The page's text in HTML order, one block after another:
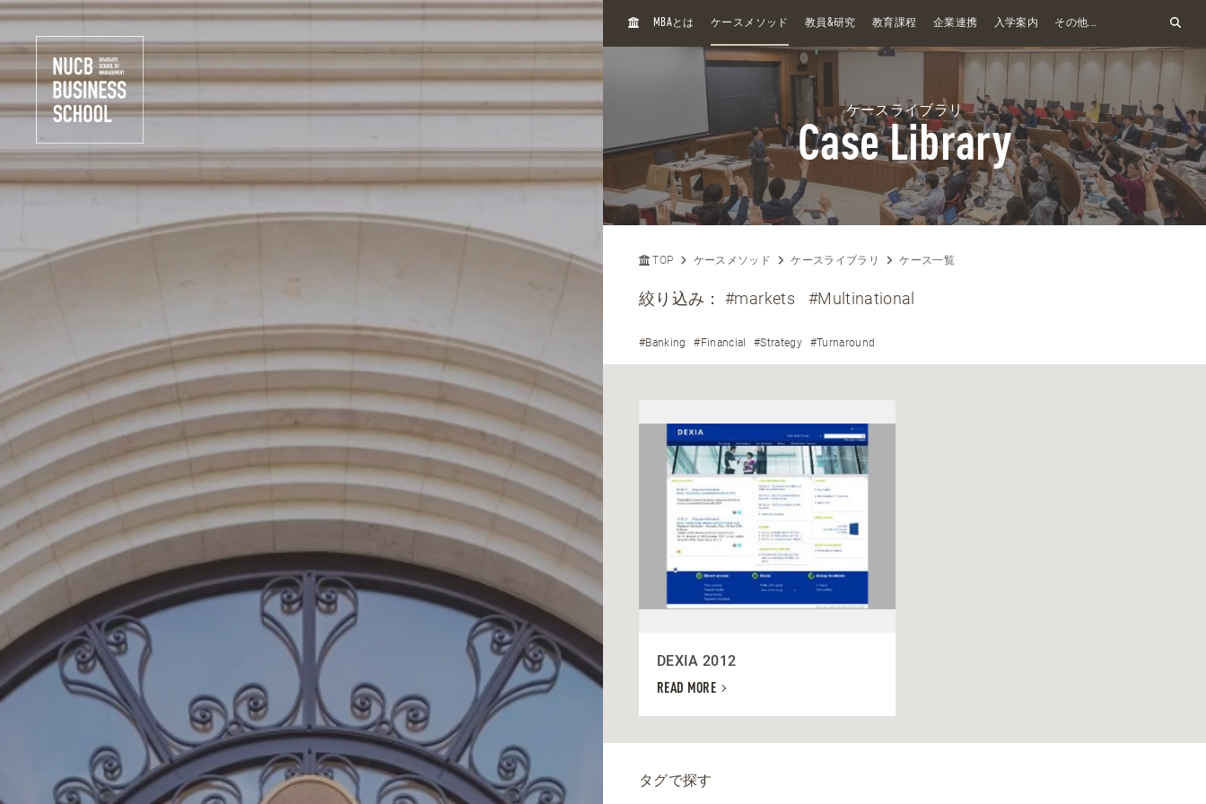
H
MBAとは ケースメソッド 教員&研究 教育課程 企業連携 入学案内 その他...
ケースライブラリ
Case Library
TOP ケースメソッド ケースライブラリ ケース一覧
絞り込み：#markets #Multinational
#Banking #Financial #Strategy #Turnaround
DEXIA 2012
READ MORE
タグで探す